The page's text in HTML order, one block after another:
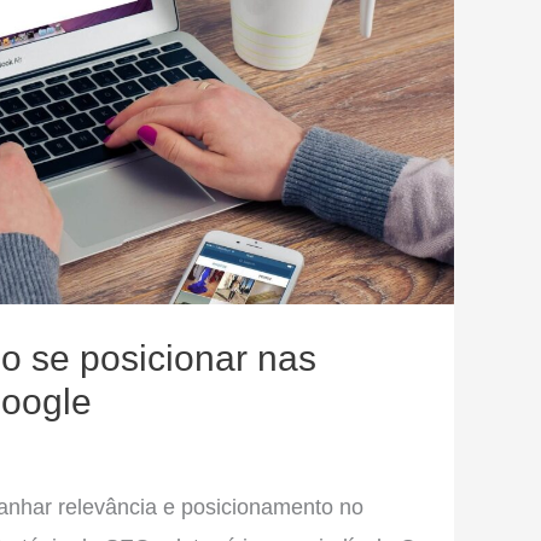
se posicionar nas
relevância e posicionamento no